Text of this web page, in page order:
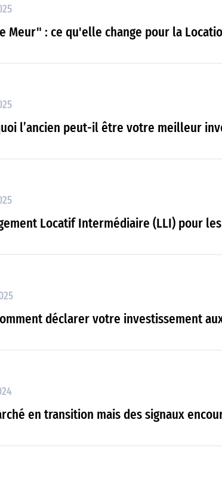
Meur" : ce qu'elle change pour la
l’ancien peut-il être votre meilleur
Locatif Intermédiaire (LLI) pour
déclarer votre investissement
en transition mais des signaux